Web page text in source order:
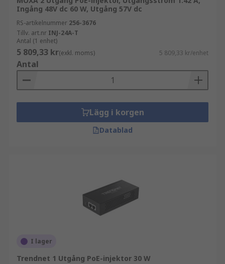
Ingång 48V dc 60 W, Utgång 57V dc
RS-artikelnummer 256-3676
Tillv. art.nr INJ-24A-T
Antal (1 enhet)
5 809,33 kr(exkl. moms) 5 809,33 kr/enhet
Antal
Lägg i korgen
Datablad
I lager
Trendnet 1 Utgång PoE-injektor 30 W